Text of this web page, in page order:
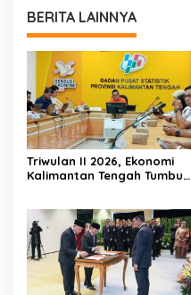
BERITA LAINNYA
Triwulan II 2026, Ekonomi
Kalimantan Tengah Tumbuh